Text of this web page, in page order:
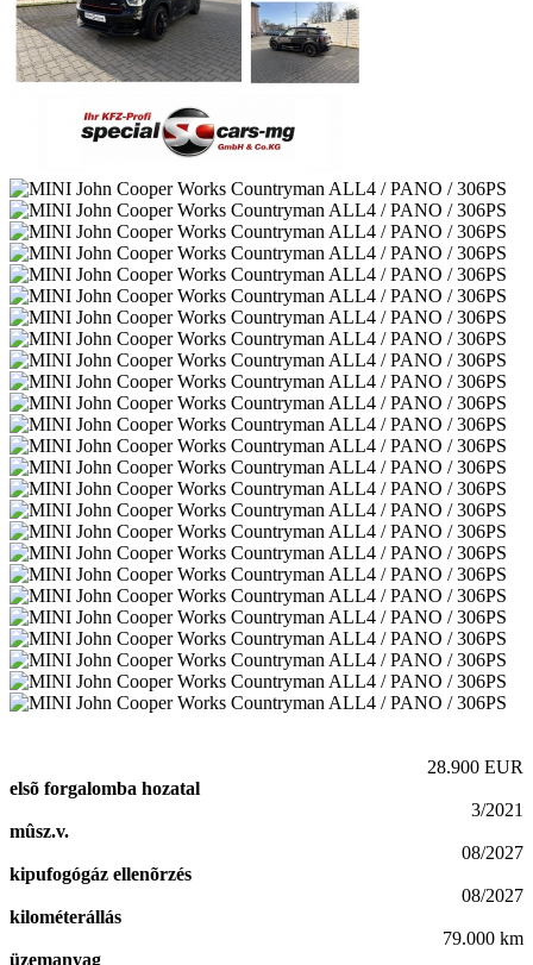
28.900 EUR
elsõ forgalomba hozatal
3/2021
mûsz.v.
08/2027
kipufogógáz ellenõrzés
08/2027
kilométerállás
79.000 km
üzemanyag